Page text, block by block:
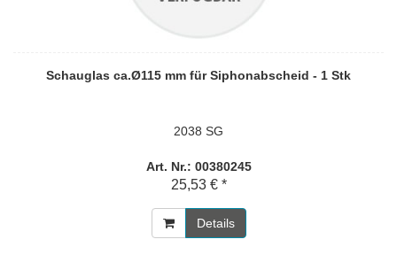
Schauglas ca.Ø115 mm für Siphonabscheid - 1 Stk
2038 SG
Art. Nr.: 00380245
25,53 € *
Details